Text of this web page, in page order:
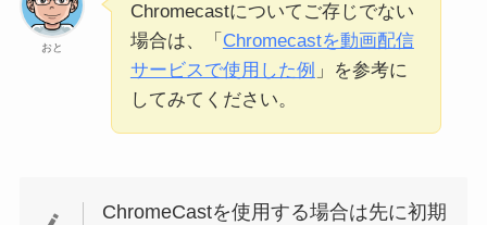
おと
Chromecastについてご存じでない
場合は、「 Chromecastを動画配信
サービスで使用した例 」を参考に
してみてください。
ChromeCastを使用する場合は先に初期